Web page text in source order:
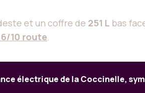
et un coffre de 251 L bas
6/10 route.
électrique de la Coccinelle,